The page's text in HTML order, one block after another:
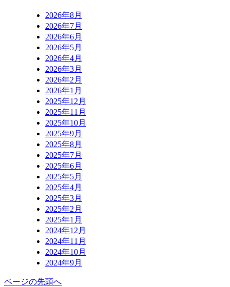
2026年8月
2026年7月
2026年6月
2026年5月
2026年4月
2026年3月
2026年2月
2026年1月
2025年12月
2025年11月
2025年10月
2025年9月
2025年8月
2025年7月
2025年6月
2025年5月
2025年4月
2025年3月
2025年2月
2025年1月
2024年12月
2024年11月
2024年10月
2024年9月
ページの先頭へ